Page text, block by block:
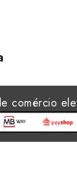
comércio